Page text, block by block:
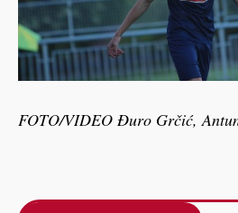
FOTO/VIDEO Đuro Grčić,